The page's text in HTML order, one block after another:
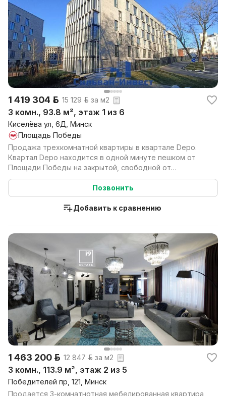
1 419 304 р. 15 129 р. за м2
3 комн., 93.8 м², этаж 1 из 6
Киселёва ул, 6Д, Минск
Площадь Победы
Продажа трехкомнатной квартиры в квартале Depo.
Квартал Depo находится в одной минуте пешком от
Площади Победы на закрытой, свободной от
автомобилей т...
Позвонить
Добавить к сравнению
1 463 200 р. 12 847 р. за м2
3 комн., 113.9 м², этаж 2 из 5
Победителей пр, 121, Минск
Продается 3-комнатнотная мебелированная квартира